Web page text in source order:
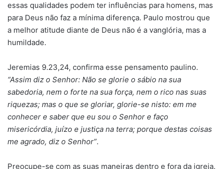
essas qualidades podem ter influências para homens, mas
para Deus não faz a mínima diferença. Paulo mostrou que
a melhor atitude diante de Deus não é a vanglória, mas a
humildade.
Jeremias 9.23,24, confirma esse pensamento paulino.
“Assim diz o Senhor: Não se glorie o sábio na sua
sabedoria, nem o forte na sua força, nem o rico nas suas
riquezas; mas o que se gloriar, glorie-se nisto: em me
conhecer e saber que eu sou o Senhor e faço
misericórdia, juízo e justiça na terra; porque destas coisas
me agrado, diz o Senhor”.
Preocupe-se com as suas maneiras dentro e fora da igreja.